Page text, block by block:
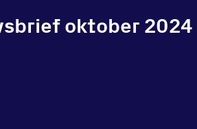
oktober 2024